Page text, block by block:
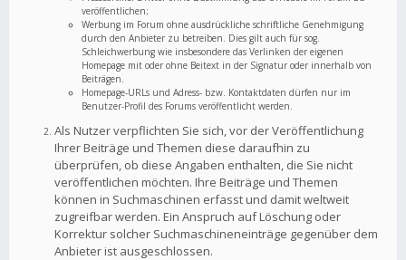
veröffentlichen;
Werbung im Forum ohne ausdrückliche schriftliche Genehmigung
durch den Anbieter zu betreiben. Dies gilt auch für sog.
Schleichwerbung wie insbesondere das Verlinken der eigenen
Homepage mit oder ohne Beitext in der Signatur oder innerhalb von
Beiträgen.
Homepage-URLs und Adress- bzw. Kontaktdaten dürfen nur im
Benutzer-Profil des Forums veröffentlicht werden.
Als Nutzer verpflichten Sie sich, vor der Veröffentlichung
Ihrer Beiträge und Themen diese daraufhin zu
überprüfen, ob diese Angaben enthalten, die Sie nicht
veröffentlichen möchten. Ihre Beiträge und Themen
können in Suchmaschinen erfasst und damit weltweit
zugreifbar werden. Ein Anspruch auf Löschung oder
Korrektur solcher Suchmaschineneinträge gegenüber dem
Anbieter ist ausgeschlossen.